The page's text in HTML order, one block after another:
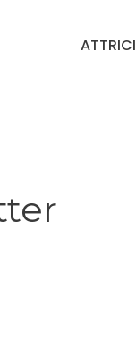
ATTRICI